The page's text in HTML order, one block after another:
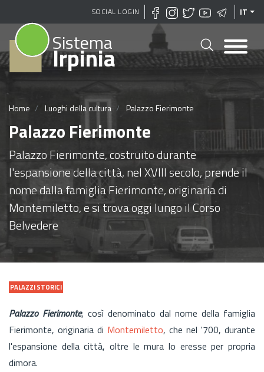
Salta
al
contenuto
principale
SOCIAL LOGIN IT
Sistema
Irpinia
Home Luoghi della cultura Palazzo Fierimonte
Palazzo Fierimonte
Palazzo Fierimonte, costruito durante
l'espansione della città, nel XVIII secolo, prende il
nome dalla famiglia Fierimonte, originaria di
Montemiletto, e si trova oggi lungo il Corso
Belvedere
PALAZZI STORICI
Palazzo Fierimonte, così denominato dal nome della famiglia
Fierimonte, originaria di Montemiletto, che nel '700, durante
l'espansione della città, oltre le mura lo eresse per propria
dimora.